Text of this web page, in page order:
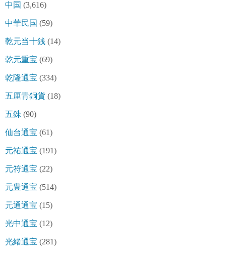
中国 (3,616)
中華民国 (59)
乾元当十銭 (14)
乾元重宝 (69)
乾隆通宝 (334)
五厘青銅貨 (18)
五銖 (90)
仙台通宝 (61)
元祐通宝 (191)
元符通宝 (22)
元豊通宝 (514)
元通通宝 (15)
光中通宝 (12)
光緒通宝 (281)